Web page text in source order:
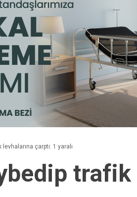
çarptı: 1 yaralı
trafik